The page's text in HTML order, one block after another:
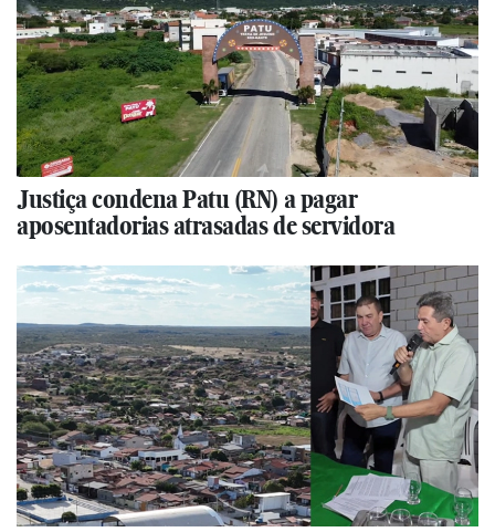
Justiça condena Patu (RN) a pagar
aposentadorias atrasadas de servidora